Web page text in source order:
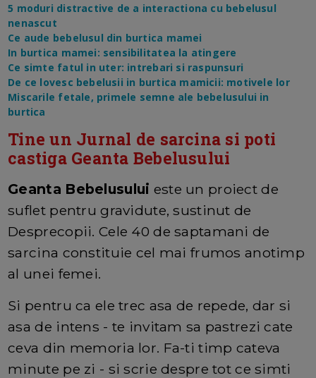
5 moduri distractive de a interactiona cu bebelusul
nenascut
Ce aude bebelusul din burtica mamei
In burtica mamei: sensibilitatea la atingere
Ce simte fatul in uter: intrebari si raspunsuri
De ce lovesc bebelusii in burtica mamicii: motivele lor
Miscarile fetale, primele semne ale bebelusului in
burtica
Tine un Jurnal de sarcina si poti
castiga Geanta Bebelusului
Geanta Bebelusului este un proiect de
suflet pentru gravidute, sustinut de
Desprecopii. Cele 40 de saptamani de
sarcina constituie cel mai frumos anotimp
al unei femei.
Si pentru ca ele trec asa de repede, dar si
asa de intens - te invitam sa pastrezi cate
ceva din memoria lor. Fa-ti timp cateva
minute pe zi - si scrie despre tot ce simti